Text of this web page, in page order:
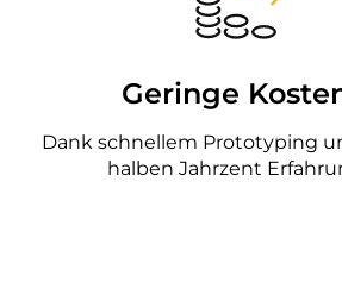
Geringe
Dank schnellem Prototyping
halben Jahrzent